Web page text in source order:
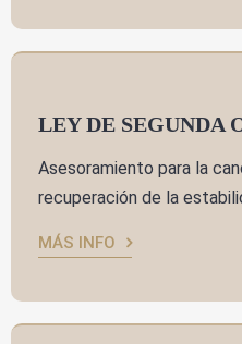
LEY DE SEGUNDA
Asesoramiento para la
recuperación de la
MÁS INFO